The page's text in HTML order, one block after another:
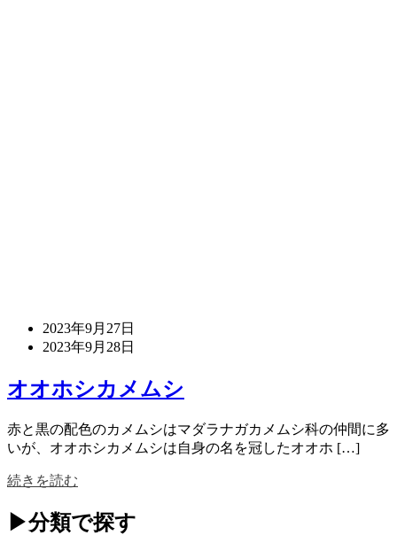
2023年9月27日
2023年9月28日
オオホシカメムシ
赤と黒の配色のカメムシはマダラナガカメムシ科の仲間に多
いが、オオホシカメムシは自身の名を冠したオオホ […]
続きを読む
▶分類で探す